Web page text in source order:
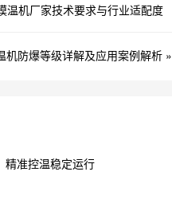
温机厂家技术要求与行业适配度
机防爆等级详解及应用案例解析 »
精准控温稳定运行